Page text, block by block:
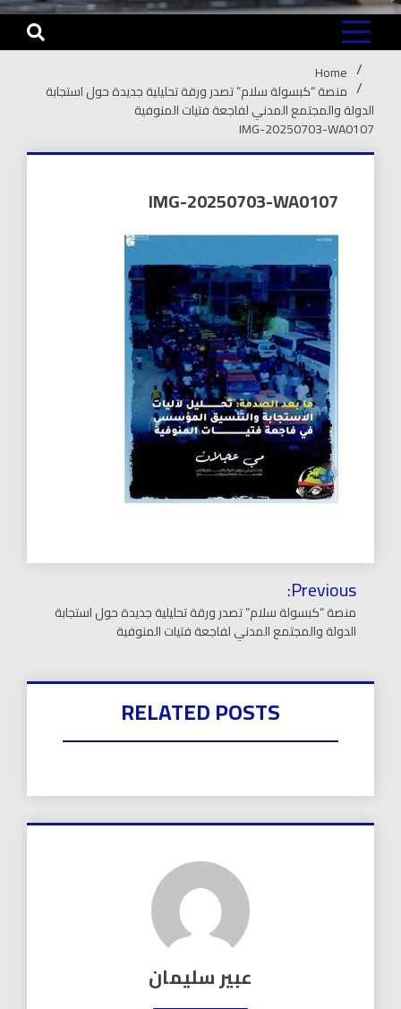
Home
منصة “كبسولة سلام” تصدر ورقة تحليلية جديدة حول استجابة
الدولة والمجتمع المدني لفاجعة فتيات المنوفية
IMG-20250703-WA0107
IMG-20250703-WA0107
تصفّح
المقالات
Previous:
منصة “كبسولة سلام” تصدر ورقة تحليلية جديدة حول استجابة
الدولة والمجتمع المدني لفاجعة فتيات المنوفية
RELATED POSTS
عبير سليمان